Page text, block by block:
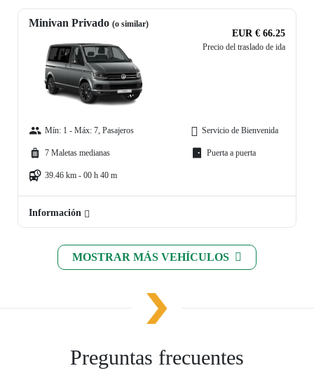
Minivan Privado (o similar)
EUR € 66.25
Precio del traslado de ida
Mín: 1 - Máx: 7, Pasajeros
7 Maletas medianas
39.46 km - 00 h 40 m
Servicio de Bienvenida
Puerta a puerta
Información
MOSTRAR MÁS VEHÍCULOS
Preguntas frecuentes